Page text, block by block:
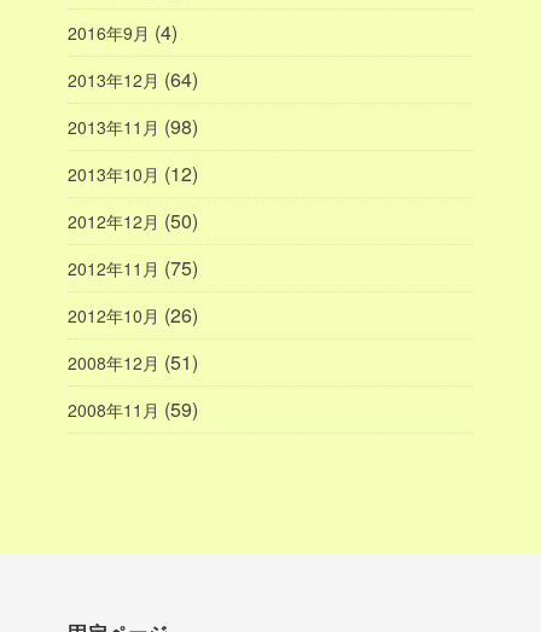
2016年9月 (4)
2013年12月 (64)
2013年11月 (98)
2013年10月 (12)
2012年12月 (50)
2012年11月 (75)
2012年10月 (26)
2008年12月 (51)
2008年11月 (59)